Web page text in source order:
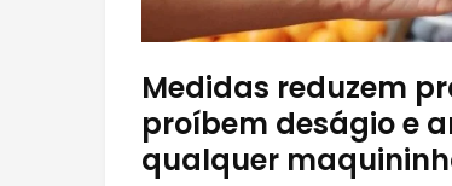
Medidas reduzem
proíbem deságio e
qualquer